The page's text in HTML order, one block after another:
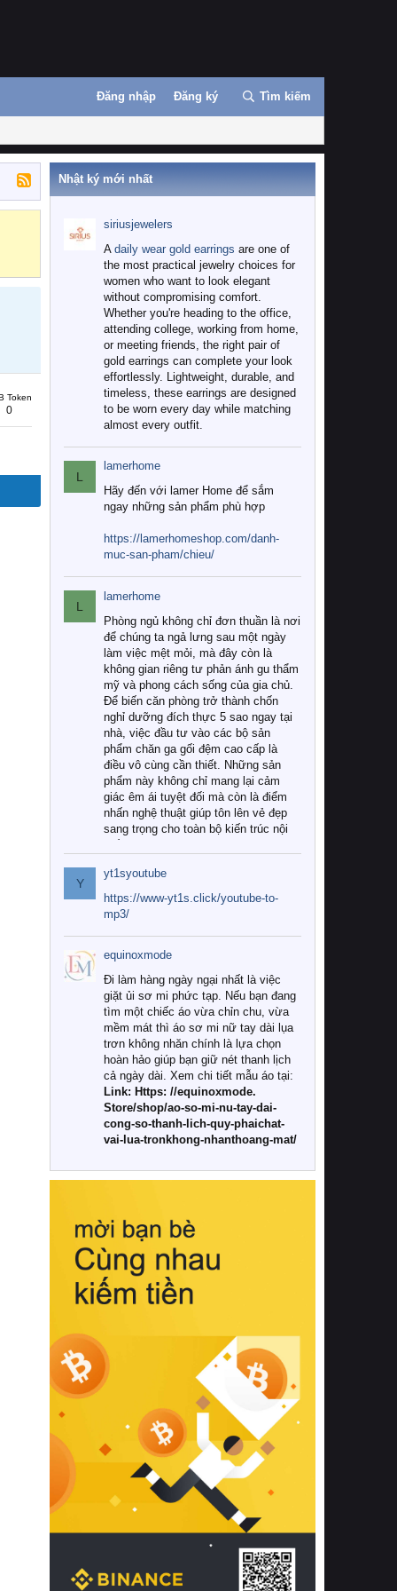
Đăng nhập Đăng ký Tìm kiếm
Token
0
Nhật ký mới nhất
siriusjewelers
A daily wear gold earrings are one of
the most practical jewelry choices for
women who want to look elegant
without compromising comfort.
Whether you're heading to the office,
attending college, working from home,
or meeting friends, the right pair of
gold earrings can complete your look
effortlessly. Lightweight, durable, and
timeless, these earrings are designed
to be worn every day while matching
almost every outfit.
L
lamerhome
Hãy đến với lamer Home để sắm
ngay những sản phẩm phù hợp
https://lamerhomeshop.com/danh-
muc-san-pham/chieu/
L
lamerhome
Phòng ngủ không chỉ đơn thuần là nơi
để chúng ta ngả lưng sau một ngày
làm việc mệt mỏi, mà đây còn là
không gian riêng tư phản ánh gu thẩm
mỹ và phong cách sống của gia chủ.
Để biến căn phòng trở thành chốn
nghỉ dưỡng đích thực 5 sao ngay tại
nhà, việc đầu tư vào các bộ sản
phẩm chăn ga gối đệm cao cấp là
điều vô cùng cần thiết. Những sản
phẩm này không chỉ mang lại cảm
giác êm ái tuyệt đối mà còn là điểm
nhấn nghệ thuật giúp tôn lên vẻ đẹp
sang trọng cho toàn bộ kiến trúc nội
Tuy nhiên, giữa thị trường đa dạng
với vô vàn thương hiệu và mẫu mã
như hiện nay, làm thế nào để chọn
được những bộ chăn ga gối đệm cao
cấp thực sự chất lượng, phù hợp với
khí hậu và nhu cầu sử dụng của gia
đình? Hãy cùng chúng tôi đi tìm lời
giải đáp chi tiết qua bài viết dưới đây.
1. Tại sao các gia đình hiện đại lại ưa
chuộng chăn ga gối đệm cao cấp?
Khác với các dòng sản phẩm thông
thường, những bộ chăn ga gối đệm
cao cấp trải qua quy trình sản xuất
nghiêm ngặt từ khâu chọn lọc nguyên
liệu tự nhiên đến công nghệ dệt
nhuộm hiện đại không chứa hóa chất
này, bạn sẽ cảm nhận rõ rệt sự khác
hồi chuẩn xác của phần đệm nâng đỡ
cột sống.
Bên cạnh đó, việc lựa chọn các dòng
sản phẩm đạt chuẩn chất lượng quốc
tế còn giúp ngăn ngừa tình trạng kích
khuẩn và nấm mốc trong điều kiện
thời tiết nóng ẩm. Bạn có thể tìm hiểu
thêm các nghiên cứu khoa học về tác
động của giấc ngủ và môi trường
phòng ngủ đối với sức khỏe con
người tại Sleep Foundation (External
Link) để có cái nhìn toàn diện hơn.
2. Các tiêu chí vàng khi lựa chọn
chăn ga gối đệm cao cấp cho phòng
ngủ
Để sở hữu một bộ chăn ga gối đệm
cao cấp hoàn hảo cả về thẩm mỹ lẫn
công năng, người tiêu dùng cần cân
nhắc kỹ lưỡng các tiêu chí quan trọng
Y
yt1syoutube
https://www-yt1s.click/youtube-to-
mp3/
equinoxmode
Đi làm hàng ngày ngại nhất là việc
giặt ủi sơ mi phức tạp. Nếu bạn đang
tìm một chiếc áo vừa chỉn chu, vừa
mềm mát thì áo sơ mi nữ tay dài lụa
trơn không nhăn chính là lựa chọn
hoàn hảo giúp bạn giữ nét thanh lịch
cả ngày dài. Xem chi tiết mẫu áo tại:
Link: Https: //equinoxmode.
Store/shop/ao-so-mi-nu-tay-dai-
cong-so-thanh-lich-quy-phaichat-
vai-lua-tronkhong-nhanthoang-mat/